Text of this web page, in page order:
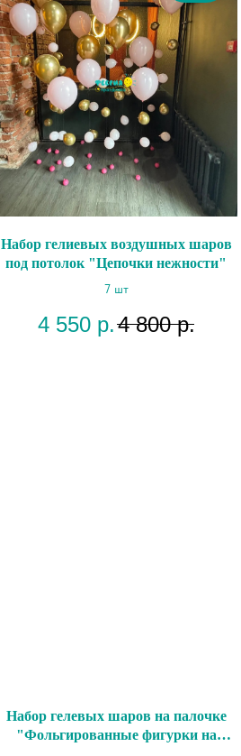
Набор гелиевых воздушных шаров
под потолок "Цепочки нежности"
7 шт
4 550 р.4 800 р.
Набор гелевых шаров на палочке
"Фольгированные фигурки на